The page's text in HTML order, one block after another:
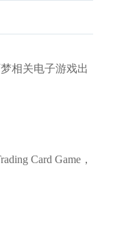
相关电子游戏出
Card Game，